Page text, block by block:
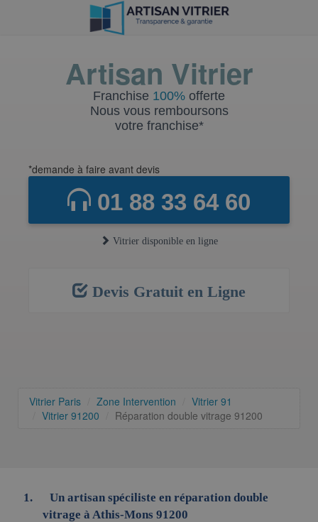
Artisan Vitrier
Franchise 100% offerte
Nous vous remboursons
votre franchise*
*demande à faire avant devis
01 88 33 64 60
Vitrier disponible en ligne
Devis Gratuit en Ligne
Vitrier Paris Zone Intervention
Vitrier 91
Vitrier 91200
Réparation double vitrage 91200
Un artisan spéciliste en réparation double
vitrage à Athis-Mons 91200